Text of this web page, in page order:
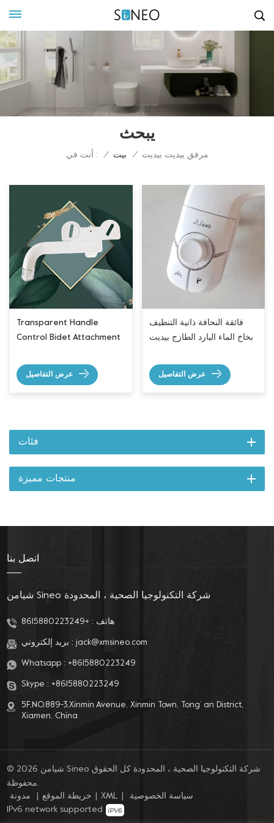
يبحث
أنت في : / بيت / مرفق بيديت بيديت
Transparent Handle
Control Bidet Attachment
عرض التفاصيل
فائقة النحافة ذاتية التنظيف
بخاخ الماء البارد الطازج بيديت
عرض التفاصيل
فئات
منتجات مميزة
اتصل بنا
شيامن Sineo شركة التكنولوجيا الصحية ، المحدودة
هاتف :+8615880223249
بريد إلكتروني : jack@xmsineo.com
Whatsapp : +8615880223249
Skype : +8615880223249
5F,NO.889-3,Xinmin Avenue, Xinmin Town, Tong’ an District,
Xiamen, China
© 2026 شيامن Sineo شركة التكنولوجيا الصحية ، المحدودة كل الحقوق
محفوظة.
مدونة
خريطة الموقع XML
سياسة الخصوصية
IPv6 network supported